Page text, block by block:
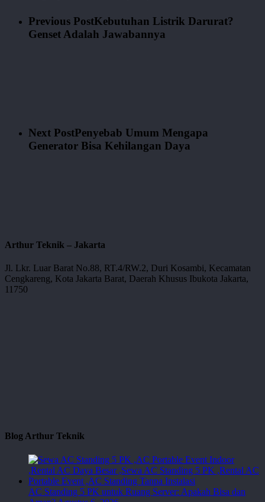
Previous PostKebutuhan Listrik Darurat?
Genset Adalah Jawabannya
Next PostPenyebab Umum Mengapa
Generator Bisa Kehilangan Daya
Arthur Teknik – Jakarta
Jl. Lkr. Luar Barat No.88, RT.4/RW.2, Duri Kosambi, Kecamatan
Cengkareng, Kota Jakarta Barat, Daerah Khusus Ibukota Jakarta,
11750
Blog Arthur Teknik
AC Standing 5 PK untuk Ruang Server: Apakah Bisa dan